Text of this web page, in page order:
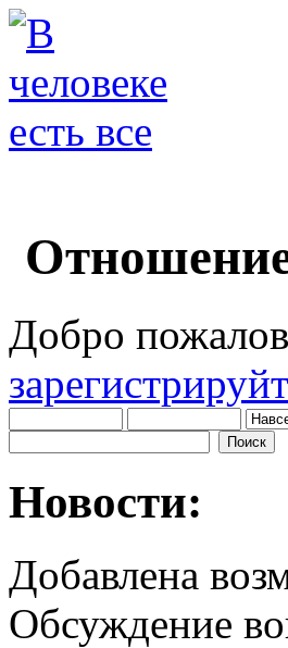
Добро
Новости:
Добавлена
Обсуждение